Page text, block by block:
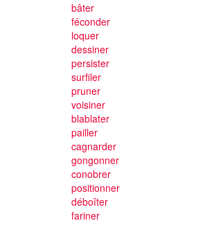
bâter
féconder
loquer
dessiner
persister
surfiler
pruner
voisiner
blablater
pailler
cagnarder
gongonner
conobrer
positionner
déboîter
fariner